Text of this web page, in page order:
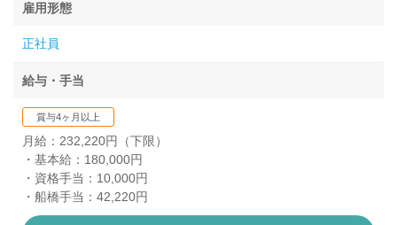
雇用形態
正社員
給与・手当
賞与4ヶ月以上
月給：232,220円（下限）
・基本給：180,000円
・資格手当：10,000円
・船橋手当：42,220円